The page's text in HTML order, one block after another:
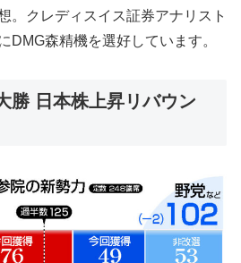
。クレディスイス証券アナリスト
DMG森精機を選好しています。
勝 日本株上昇リバウン